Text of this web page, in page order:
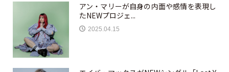
アン・マリーが自身の内面や感情を表現し
たNEWプロジェ...
2025.04.15